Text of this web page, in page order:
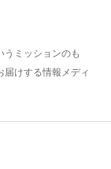
ミッションのも
届けする情報メディ